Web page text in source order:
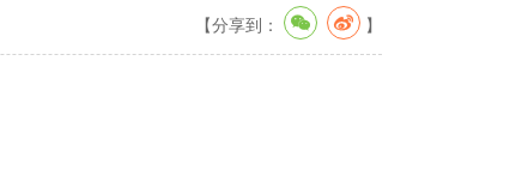
【分享到： 】